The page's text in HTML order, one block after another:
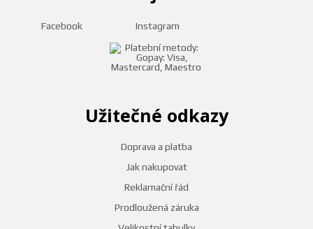
Užitečné odkazy
Doprava a platba
Jak nakupovat
Reklamační řád
Prodloužená záruka
Facebook Instagram